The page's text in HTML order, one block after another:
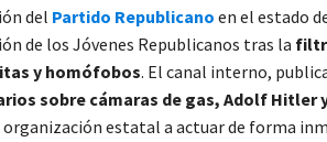
del Partido Republicano en el estado
de los Jóvenes Republicanos tras la
y homófobos. El canal interno,
sobre cámaras de gas, Adolf Hitler
estatal a actuar de forma